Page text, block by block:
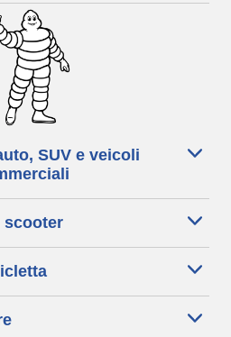
SUV e veicoli
scooter